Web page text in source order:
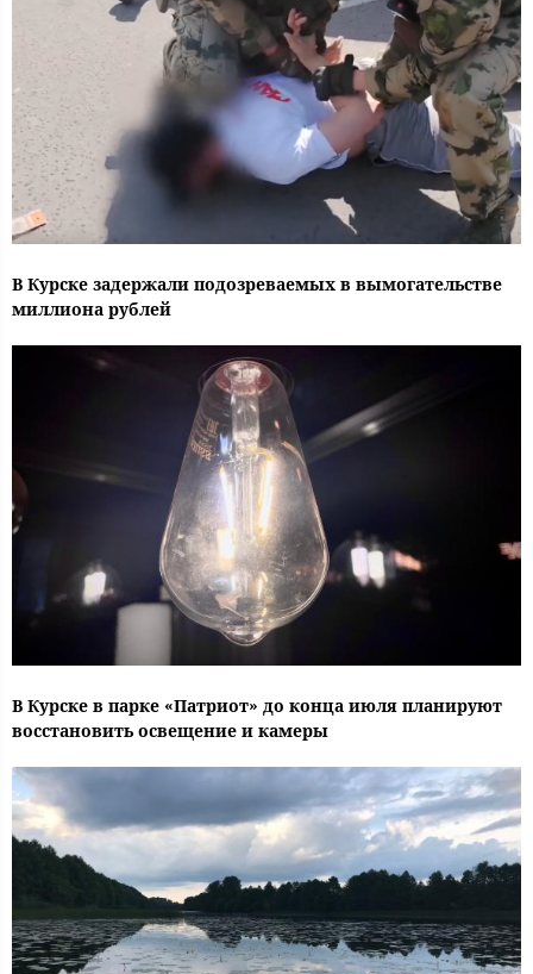
В Курске задержали подозреваемых в вымогательстве
миллиона рублей
В Курске в парке «Патриот» до конца июля планируют
восстановить освещение и камеры